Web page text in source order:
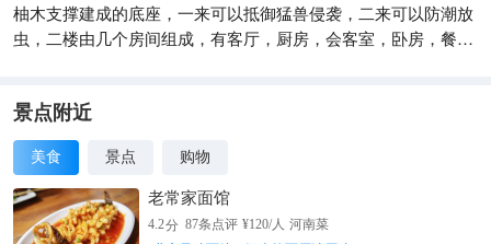
柚木支撑建成的底座，一来可以抵御猛兽侵袭，二来可以防潮放
虫，二楼由几个房间组成，有客厅，厨房，会客室，卧房，餐厅
景点附近
美食 景点 购物
老常家面馆
4.2分 87条点评 ¥120/人 河南菜